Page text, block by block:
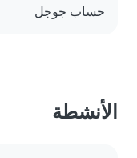
حساب جوجل
الأنشطة